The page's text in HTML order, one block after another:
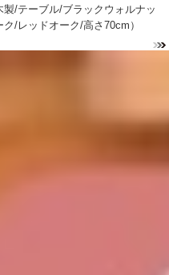
/テーブル/ブラックウォルナッ
/レッドオーク/高さ70cm）